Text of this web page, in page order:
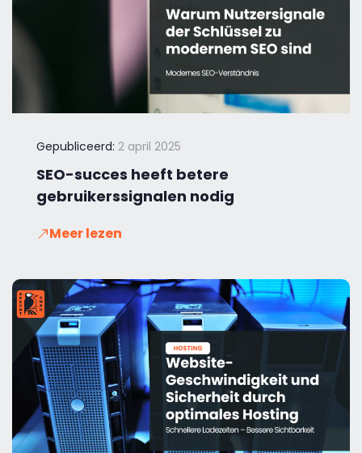
Gepubliceerd: 2 april 2025
SEO-succes heeft betere
gebruikerssignalen nodig
Meer lezen